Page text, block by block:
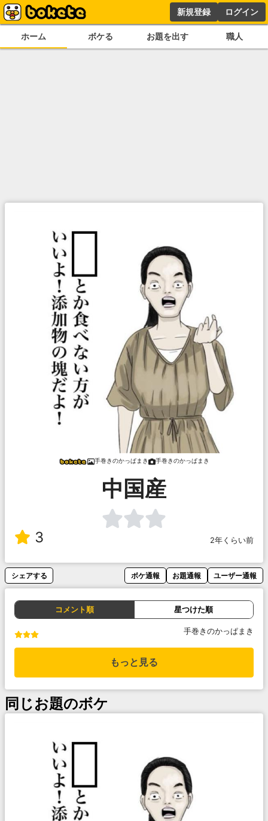
新規登録 ログイン
ホーム ボケる お題を出す 職人
手巻きのかっぱまき 手巻きのかっぱまき
中国産
3 2年くらい前
シェアする ボケ通報 お題通報 ユーザー通報
コメント順 星つけた順
手巻きのかっぱまき
もっと見る
同じお題のボケ